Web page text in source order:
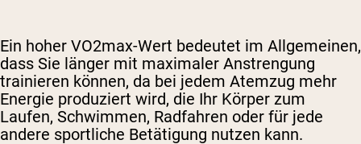
Ein hoher VO2max-Wert bedeutet im Allgemeinen,
dass Sie länger mit maximaler Anstrengung
trainieren können, da bei jedem Atemzug mehr
Energie produziert wird, die Ihr Körper zum
Laufen, Schwimmen, Radfahren oder für jede
andere sportliche Betätigung nutzen kann.